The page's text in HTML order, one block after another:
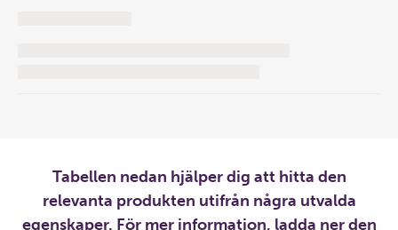
Tabellen nedan hjälper dig att hitta den
relevanta produkten utifrån några utvalda
egenskaper. För mer information, ladda ner den